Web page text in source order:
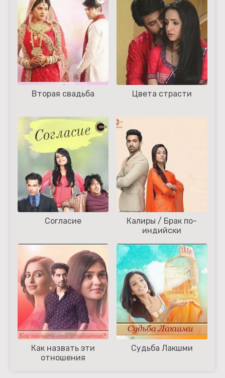
Вторая свадьба Цвета страсти
Согласие
Калиры / Брак по-
индийски
Как назвать эти
отношения
Судьба Лакшми